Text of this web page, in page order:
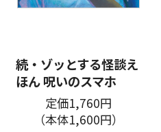
続・ゾッとする怪談え
ほん 呪いのスマホ
定価1,760円
（本体1,600円）